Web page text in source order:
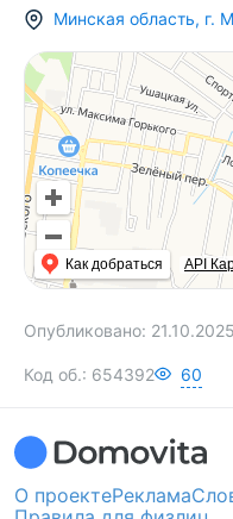
Минская область, г.
Как добраться API
Опубликовано: 21.10.2025
Код об.: 654392 60
О проектеРеклама